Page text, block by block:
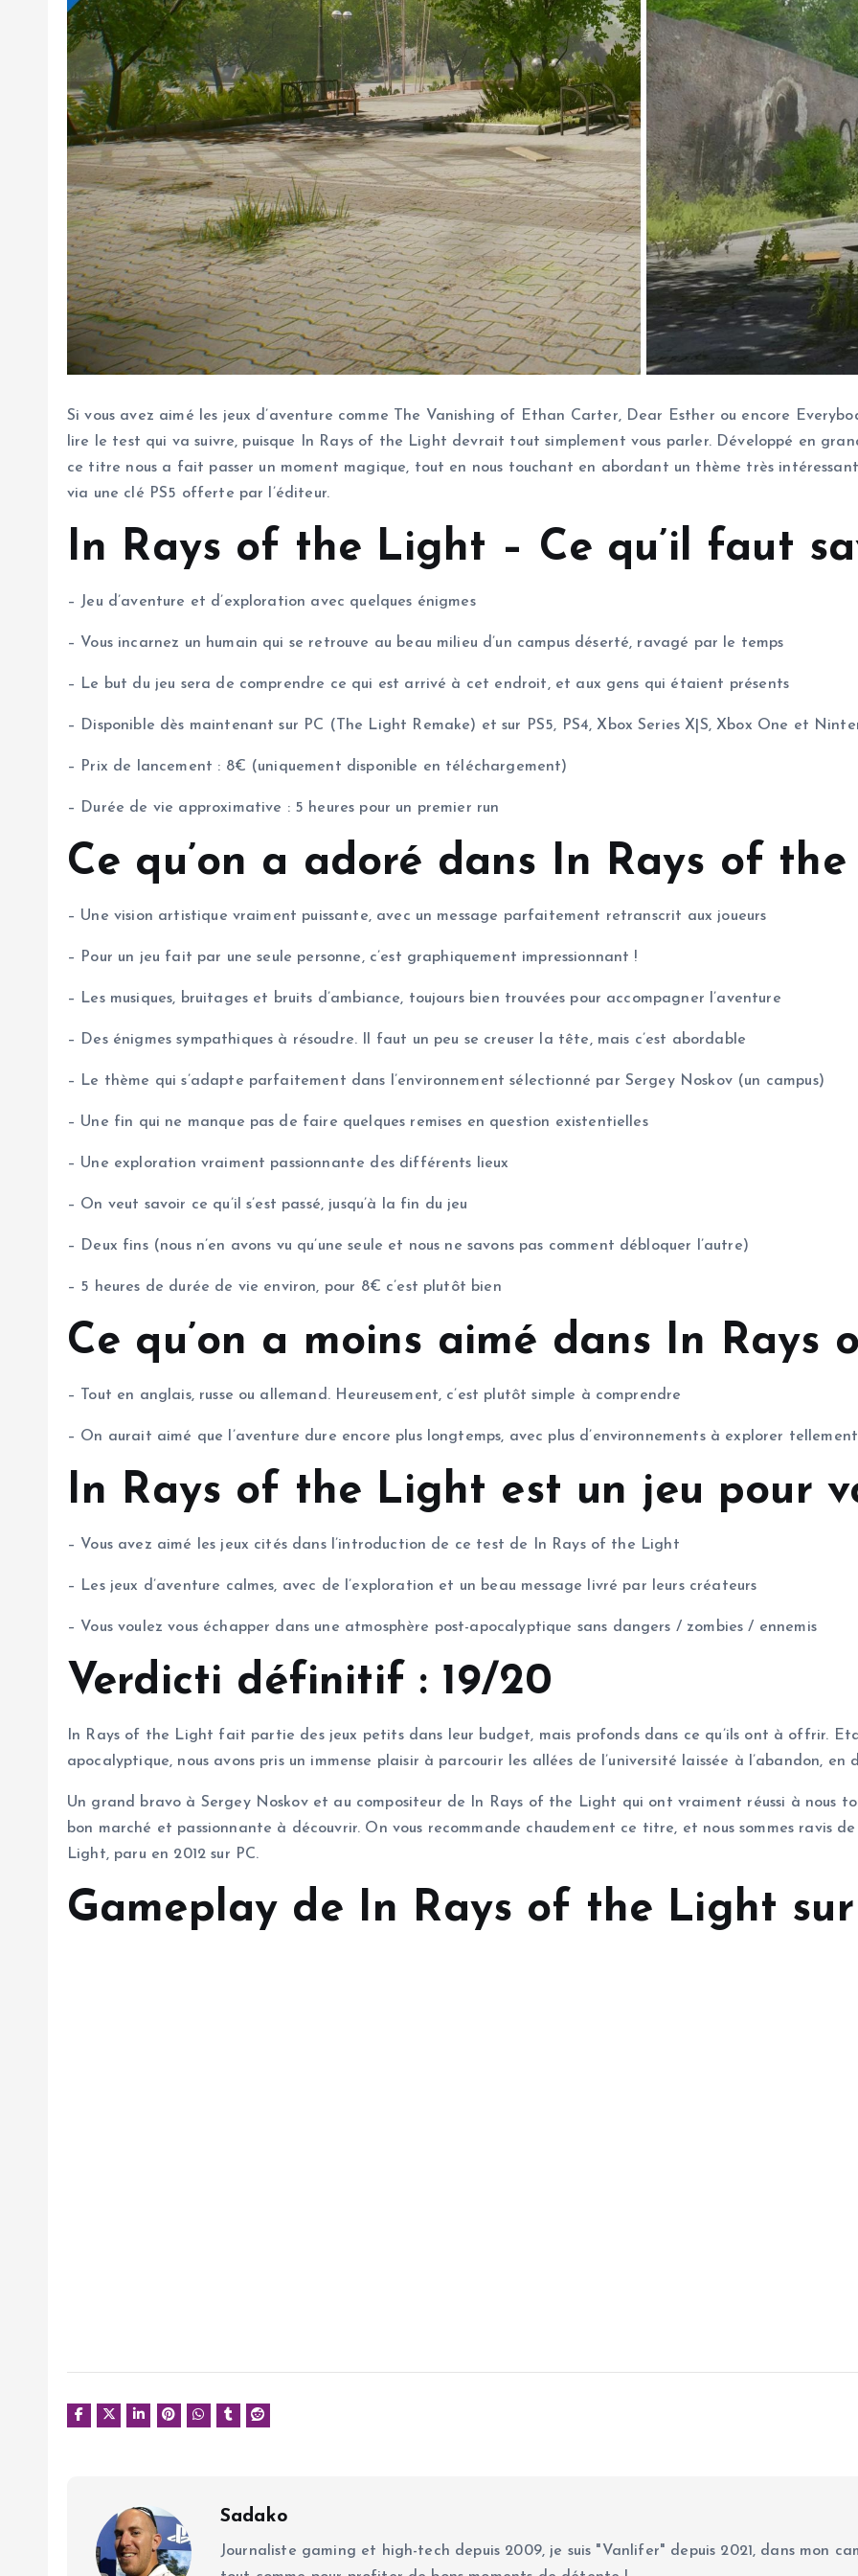
Si vous avez aimé les jeux d’aventure comme The Vanishing of Ethan Carter, Dear Esther ou encore
lire le test qui va suivre, puisque In Rays of the Light devrait tout simplement vous parler. Développé en
ce titre nous a fait passer un moment magique, tout en nous touchant en abordant un thème très
via une clé PS5 offerte par l’éditeur.
In Rays of the Light – Ce qu’il faut
– Jeu d’aventure et d’exploration avec quelques énigmes
– Vous incarnez un humain qui se retrouve au beau milieu d’un campus déserté, ravagé par le temps
– Le but du jeu sera de comprendre ce qui est arrivé à cet endroit, et aux gens qui étaient présents
– Disponible dès maintenant sur PC (The Light Remake) et sur PS5, PS4, Xbox Series X|S, Xbox One et
– Prix de lancement : 8€ (uniquement disponible en téléchargement)
– Durée de vie approximative : 5 heures pour un premier run
Ce qu’on a adoré dans In Rays of
– Une vision artistique vraiment puissante, avec un message parfaitement retranscrit aux joueurs
– Pour un jeu fait par une seule personne, c’est graphiquement impressionnant !
– Les musiques, bruitages et bruits d’ambiance, toujours bien trouvées pour accompagner l’aventure
– Des énigmes sympathiques à résoudre. Il faut un peu se creuser la tête, mais c’est abordable
– Le thème qui s’adapte parfaitement dans l’environnement sélectionné par Sergey Noskov (un campus)
– Une fin qui ne manque pas de faire quelques remises en question existentielles
– Une exploration vraiment passionnante des différents lieux
– On veut savoir ce qu’il s’est passé, jusqu’à la fin du jeu
– Deux fins (nous n’en avons vu qu’une seule et nous ne savons pas comment débloquer l’autre)
– 5 heures de durée de vie environ, pour 8€ c’est plutôt bien
Ce qu’on a moins aimé dans In Rays
– Tout en anglais, russe ou allemand. Heureusement, c’est plutôt simple à comprendre
– On aurait aimé que l’aventure dure encore plus longtemps, avec plus d’environnements à explorer
In Rays of the Light est un jeu pour
– Vous avez aimé les jeux cités dans l’introduction de ce test de In Rays of the Light
– Les jeux d’aventure calmes, avec de l’exploration et un beau message livré par leurs créateurs
– Vous voulez vous échapper dans une atmosphère post-apocalyptique sans dangers / zombies / ennemis
Verdicti définitif : 19/20
In Rays of the Light fait partie des jeux petits dans leur budget, mais profonds dans ce qu’ils ont à offrir.
apocalyptique, nous avons pris un immense plaisir à parcourir les allées de l’université laissée à l’abandon,
Un grand bravo à Sergey Noskov et au compositeur de In Rays of the Light qui ont vraiment réussi à nous
bon marché et passionnante à découvrir. On vous recommande chaudement ce titre, et nous sommes ravis
Light, paru en 2012 sur PC.
Gameplay de In Rays of the Light sur
Sadako
Journaliste gaming et high-tech depuis 2009, je suis "Vanlifer" depuis 2021, dans mon